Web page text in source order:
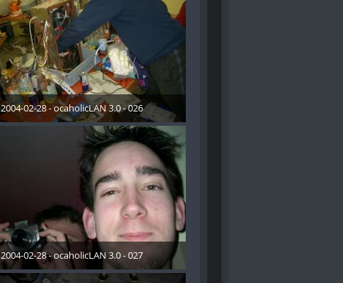
2004-02-28 - ocaholicLAN 3.0 - 026
19. Mai 2015
2004-02-28 - ocaholicLAN 3.0 - 027
19. Mai 2015